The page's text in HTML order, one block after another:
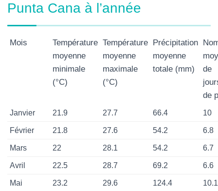
Punta Cana à l’année
Mois
Température
moyenne
minimale
(°C)
Température
moyenne
maximale
(°C)
Précipitation
moyenne
totale (mm)
de
de
Janvier 21.9 27.7 66.4 10
Février 21.8 27.6 54.2 6.8
Mars 22 28.1 54.2 6.7
Avril 22.5 28.7 69.2 6.6
Mai 23.2 29.6 124.4 10.1